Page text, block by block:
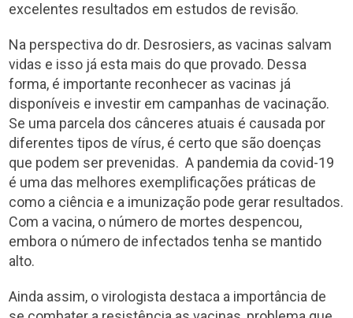
excelentes resultados em estudos de revisão.
Na perspectiva do dr. Desrosiers, as vacinas salvam
vidas e isso já esta mais do que provado. Dessa
forma, é importante reconhecer as vacinas já
disponíveis e investir em campanhas de vacinação.
Se uma parcela dos cânceres atuais é causada por
diferentes tipos de vírus, é certo que são doenças
que podem ser prevenidas. A pandemia da covid-19
é uma das melhores exemplificações práticas de
como a ciência e a imunização pode gerar resultados.
Com a vacina, o número de mortes despencou,
embora o número de infectados tenha se mantido
alto.
Ainda assim, o virologista destaca a importância de